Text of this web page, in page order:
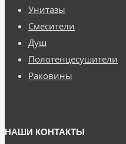
Унитазы
Смесители
Душ
Полотенцесушители
Раковины
НАШИ КОНТАКТЫ